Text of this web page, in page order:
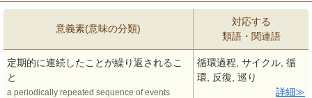
意義素(意味の分類)
対応する
類語・関連語
定期的に連続したことが繰り返されるこ
と
a periodically repeated sequence of events
循環過程, サイクル, 循
環, 反復, 巡り
詳細